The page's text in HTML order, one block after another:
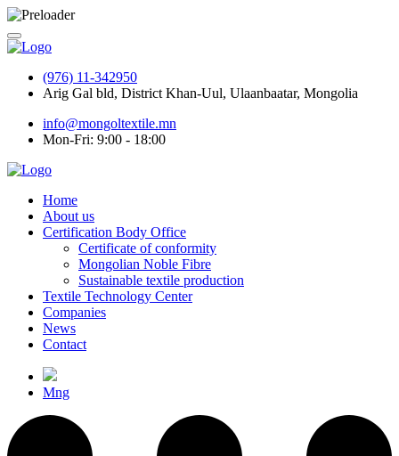
(976) 11-342950
Arig Gal bld, District Khan-Uul, Ulaanbaatar, Mongolia
info@mongoltextile.mn
Mon-Fri: 9:00 - 18:00
Home
About us
Certification Body Office
Certificate of conformity
Mongolian Noble Fibre
Sustainable textile production
Textile Technology Center
Companies
News
Contact
Mng